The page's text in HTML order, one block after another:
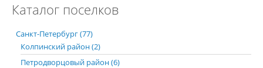
Каталог поселков
Санкт-Петербург (77)
Колпинский район (2)
Петродворцовый район (6)